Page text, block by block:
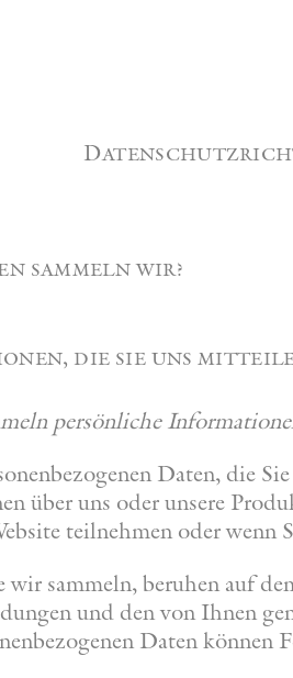
sammeln wir?
die sie uns
persönliche
Daten, die
über uns oder unsere
teilnehmen oder wenn
wir sammeln, beruhen auf
und den von Ihnen
Daten können